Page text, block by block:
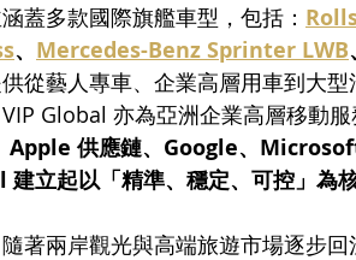
涵蓋多款國際旗艦車型，包括：
、 Mercedes-Benz Sprinter LWB
從藝人專車、企業高層用車到大
Global 亦為亞洲企業高層移動
Apple 供應鏈、Google、
建立起以「精準、穩定、可控」為
著兩岸觀光與高端旅遊市場逐步